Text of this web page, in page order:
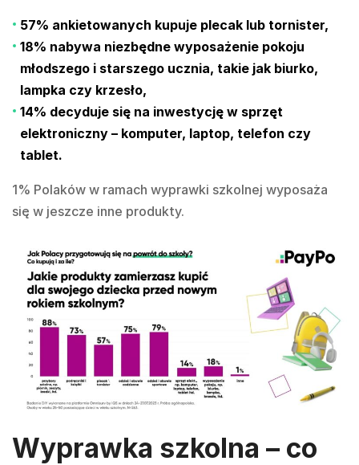
57% ankietowanych kupuje plecak lub tornister,
18% nabywa niezbędne wyposażenie pokoju
młodszego i starszego ucznia, takie jak biurko,
lampka czy krzesło,
14% decyduje się na inwestycję w sprzęt
elektroniczny – komputer, laptop, telefon czy
tablet.
1% Polaków w ramach wyprawki szkolnej wyposaża
się w jeszcze inne produkty.
Wyprawka szkolna – co